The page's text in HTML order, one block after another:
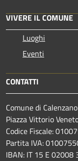
VIVERE IL COMUNE
Luoghi
Eventi
CONTATTI
Comune di Calenzano
Piazza Vittorio
Codice Fiscale:
Partita IVA:
IBAN: IT 15 E